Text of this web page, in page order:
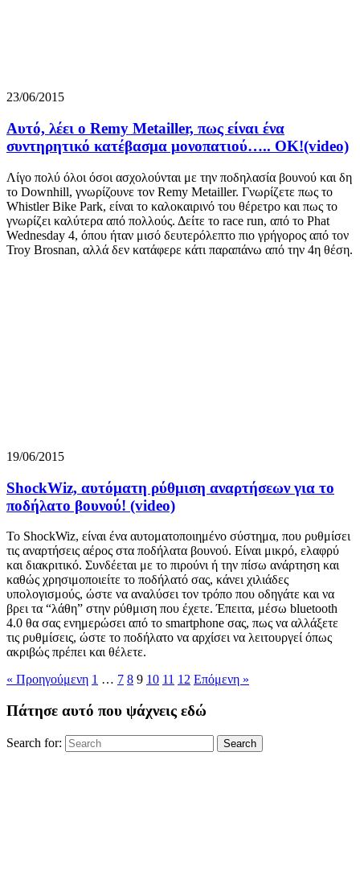
23/06/2015
Αυτό, λέει ο Remy Metailler, πως είναι ένα
συντηρητικό κατέβασμα μονοπατιού….. ΟΚ!(video)
Λίγο πολύ όλοι όσοι ασχολούνται με την ποδηλασία βουνού και δη
το Downhill, γνωρίζουνε τον Remy Metailler. Γνωρίζετε πως το
Whistler Bike Park, είναι το καλοκαιρινό του θέρετρο και πως το
γνωρίζει καλύτερα από πολλούς. Δείτε το race run, από το Phat
Wednesday 4, όπου ήταν μισό δευτερόλεπτο πιο γρήγορος από τον
Troy Brosnan, αλλά δεν κατάφερε κάτι παραπάνω από την 4η θέση.
19/06/2015
ShockWiz, αυτόματη ρύθμιση αναρτήσεων για το
ποδήλατο βουνού! (video)
Το ShockWiz, είναι ένα αυτοματοποιημένο σύστημα, που ρυθμίσει
τις αναρτήσεις αέρος στα ποδήλατα βουνού. Είναι μικρό, ελαφρύ
και διακριτικό. Συνδέεται με το πιρούνι ή την πίσω ανάρτηση και
καθώς χρησιμοποιείτε το ποδήλατό σας, κάνει χιλιάδες
υπολογισμούς, ώστε να αναλύσει τον τρόπο που οδηγάτε και να
βρει τα “λάθη” στην ρύθμιση που έχετε. Έπειτα, μέσω bluetooth
4.0 θα σας ενημερώσει από το smartphone σας, πως να αλλάξετε
τις ρυθμίσεις, ώστε το ποδήλατο να αρχίσει να λειτουργεί όπως
ακριβώς πρέπει και θέλετε.
« Προηγούμενη 1 … 7 8 9 10 11 12 Επόμενη »
Πάτησε αυτό που ψάχνεις εδώ
Search for: Search